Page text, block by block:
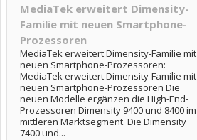
MediaTek erweitert Dimensity-
Familie mit neuen Smartphone-
Prozessoren
MediaTek erweitert Dimensity-Familie mit
neuen Smartphone-Prozessoren:
MediaTek erweitert Dimensity-Familie mit
neuen Smartphone-Prozessoren Die
neuen Modelle ergänzen die High-End-
Prozessoren Dimensity 9400 und 8400 im
mittleren Marktsegment. Die Dimensity
7400 und...